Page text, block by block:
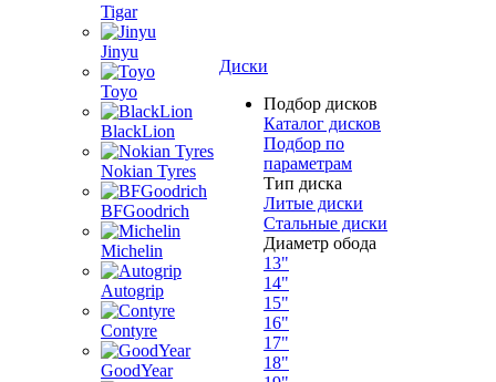
Tigar
Jinyu
Toyo
BlackLion
Nokian Tyres
BFGoodrich
Michelin
Autogrip
Contyre
GoodYear
Диски
Подбор дисков
Каталог дисков
Подбор по
параметрам
Тип диска
Литые диски
Стальные диски
Диаметр обода
13"
14"
15"
16"
17"
18"